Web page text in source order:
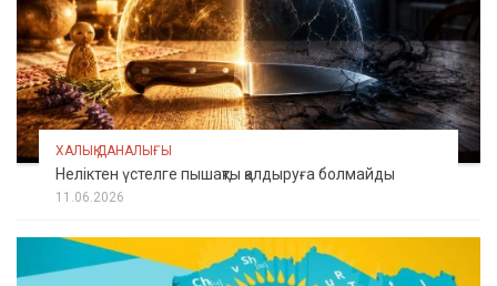
ХАЛЫҚ ДАНАЛЫҒЫ
Неліктен үстелге пышақты қалдыруға болмайды
11.06.2026